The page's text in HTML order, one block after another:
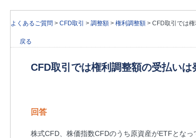
よくあるご質問 > CFD取引 > 調整額 > 権利調整額 > CFD取引では
戻る
CFD取引では権利調整額の受払いは
回答
株式CFD、株価指数CFDのうち原資産がETFとなっ